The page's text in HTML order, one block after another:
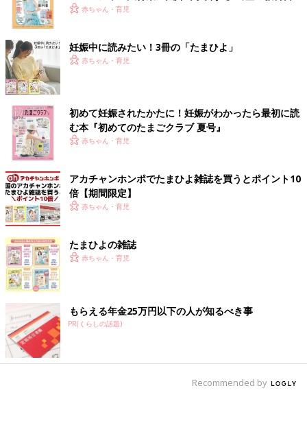
赤ちゃん・育児
妊娠中に読みたい！3冊の「たまひよ」
赤ちゃん・育児
初めて妊娠されたかたに！妊娠がわかったら最初に読
む本『初めてのたまごクラブ 夏号』
赤ちゃん・育児
アカチャンホンポでたまひよ雑誌を買うとポイント10
倍【期間限定】
赤ちゃん・育児
たまひよの雑誌
赤ちゃん・育児
もらえる年金25万円以下の人が知るべき事
PR(くらしの話題)
Recommended by